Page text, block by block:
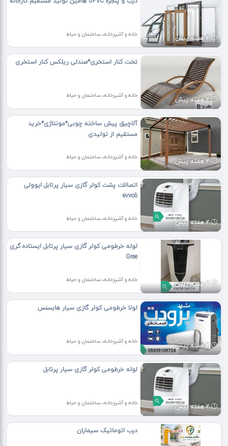
2 هفته پیش خانه و آشپزخانه، ساختمان و حیاط
2 هفته پیش
تخت کنار استخری*صندلی ریلکس کنار استخری
خانه و آشپزخانه، ساختمان و حیاط
2 هفته پیش
آلاچیق پیش ساخته چوبی*مونتاژی*خرید
مستقیم از تولیدی
خانه و آشپزخانه، ساختمان و حیاط
2 هفته پیش
اتصالات پشت کولر گازی سیار پرتابل ایوولی
evvoli
خانه و آشپزخانه، ساختمان و حیاط
2 هفته پیش
لوله خرطومی کولر گازی سیار پرتابل ایستاده گری
Gree
خانه و آشپزخانه، ساختمان و حیاط
2 هفته پیش
لولا خرطومی کولر گازی سیار هایسنس
خانه و آشپزخانه، ساختمان و حیاط
2 هفته پیش
لوله خرطومی کولر گازی سیار پرتابل
خانه و آشپزخانه، ساختمان و حیاط
درب اتوماتیک سیماران